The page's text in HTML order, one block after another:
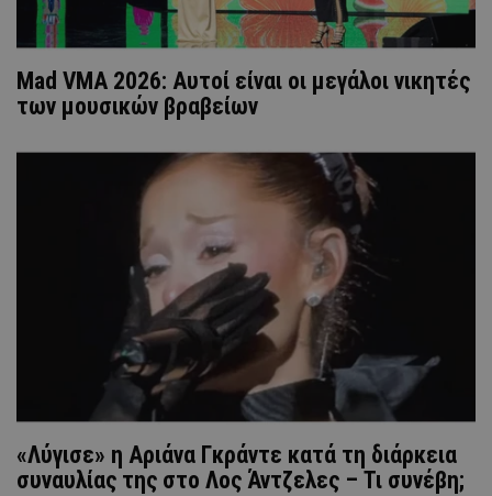
Mad VMA 2026: Αυτοί είναι οι μεγάλοι νικητές
των μουσικών βραβείων
«Λύγισε» η Αριάνα Γκράντε κατά τη διάρκεια
συναυλίας της στο Λος Άντζελες – Τι συνέβη;